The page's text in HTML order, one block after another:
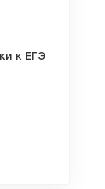
к ЕГЭ